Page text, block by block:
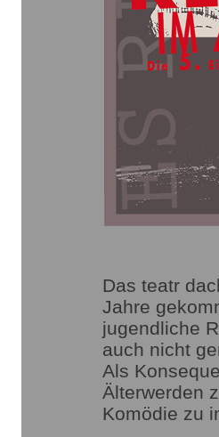
Das teatr
Jahre
jugendliche
auch nicht
Als
Älterwerden
Komödie zu